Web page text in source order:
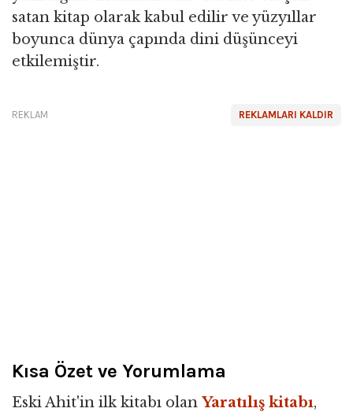
satan kitap olarak kabul edilir ve yüzyıllar
boyunca dünya çapında dini düşünceyi
etkilemiştir.
REKLAMLARI KALDIR
REKLAM
Kısa Özet ve Yorumlama
Eski Ahit'in ilk kitabı olan Yaratılış kitabı,